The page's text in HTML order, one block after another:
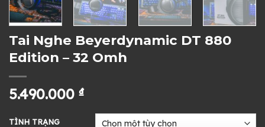
Tai Nghe Beyerdynamic DT 880
Edition – 32 Omh
5.490.000 ₫
TÌNH TRẠNG